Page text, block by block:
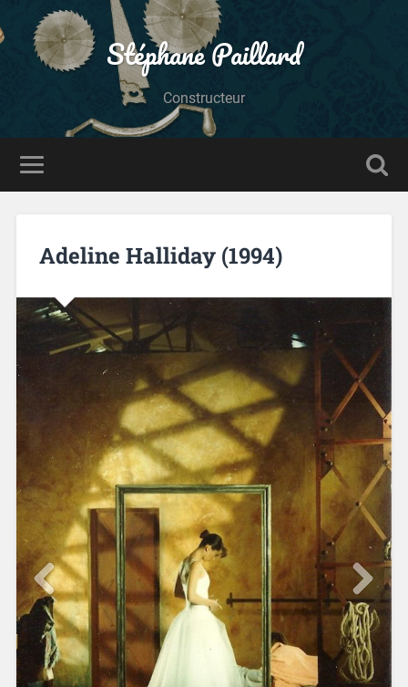
Stéphane Paillard
Constructeur
Adeline Halliday (1994)